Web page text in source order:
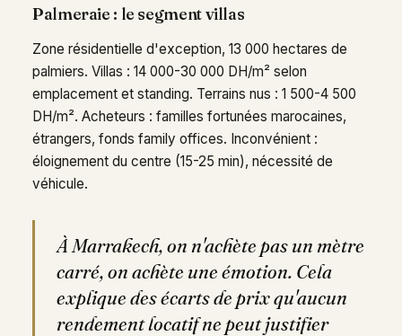
Palmeraie : le segment villas
Zone résidentielle d'exception, 13 000 hectares de
palmiers. Villas : 14 000-30 000 DH/m² selon
emplacement et standing. Terrains nus : 1 500-4 500
DH/m². Acheteurs : familles fortunées marocaines,
étrangers, fonds family offices. Inconvénient :
éloignement du centre (15-25 min), nécessité de
véhicule.
À Marrakech, on n'achète pas un mètre
carré, on achète une émotion. Cela
explique des écarts de prix qu'aucun
rendement locatif ne peut justifier